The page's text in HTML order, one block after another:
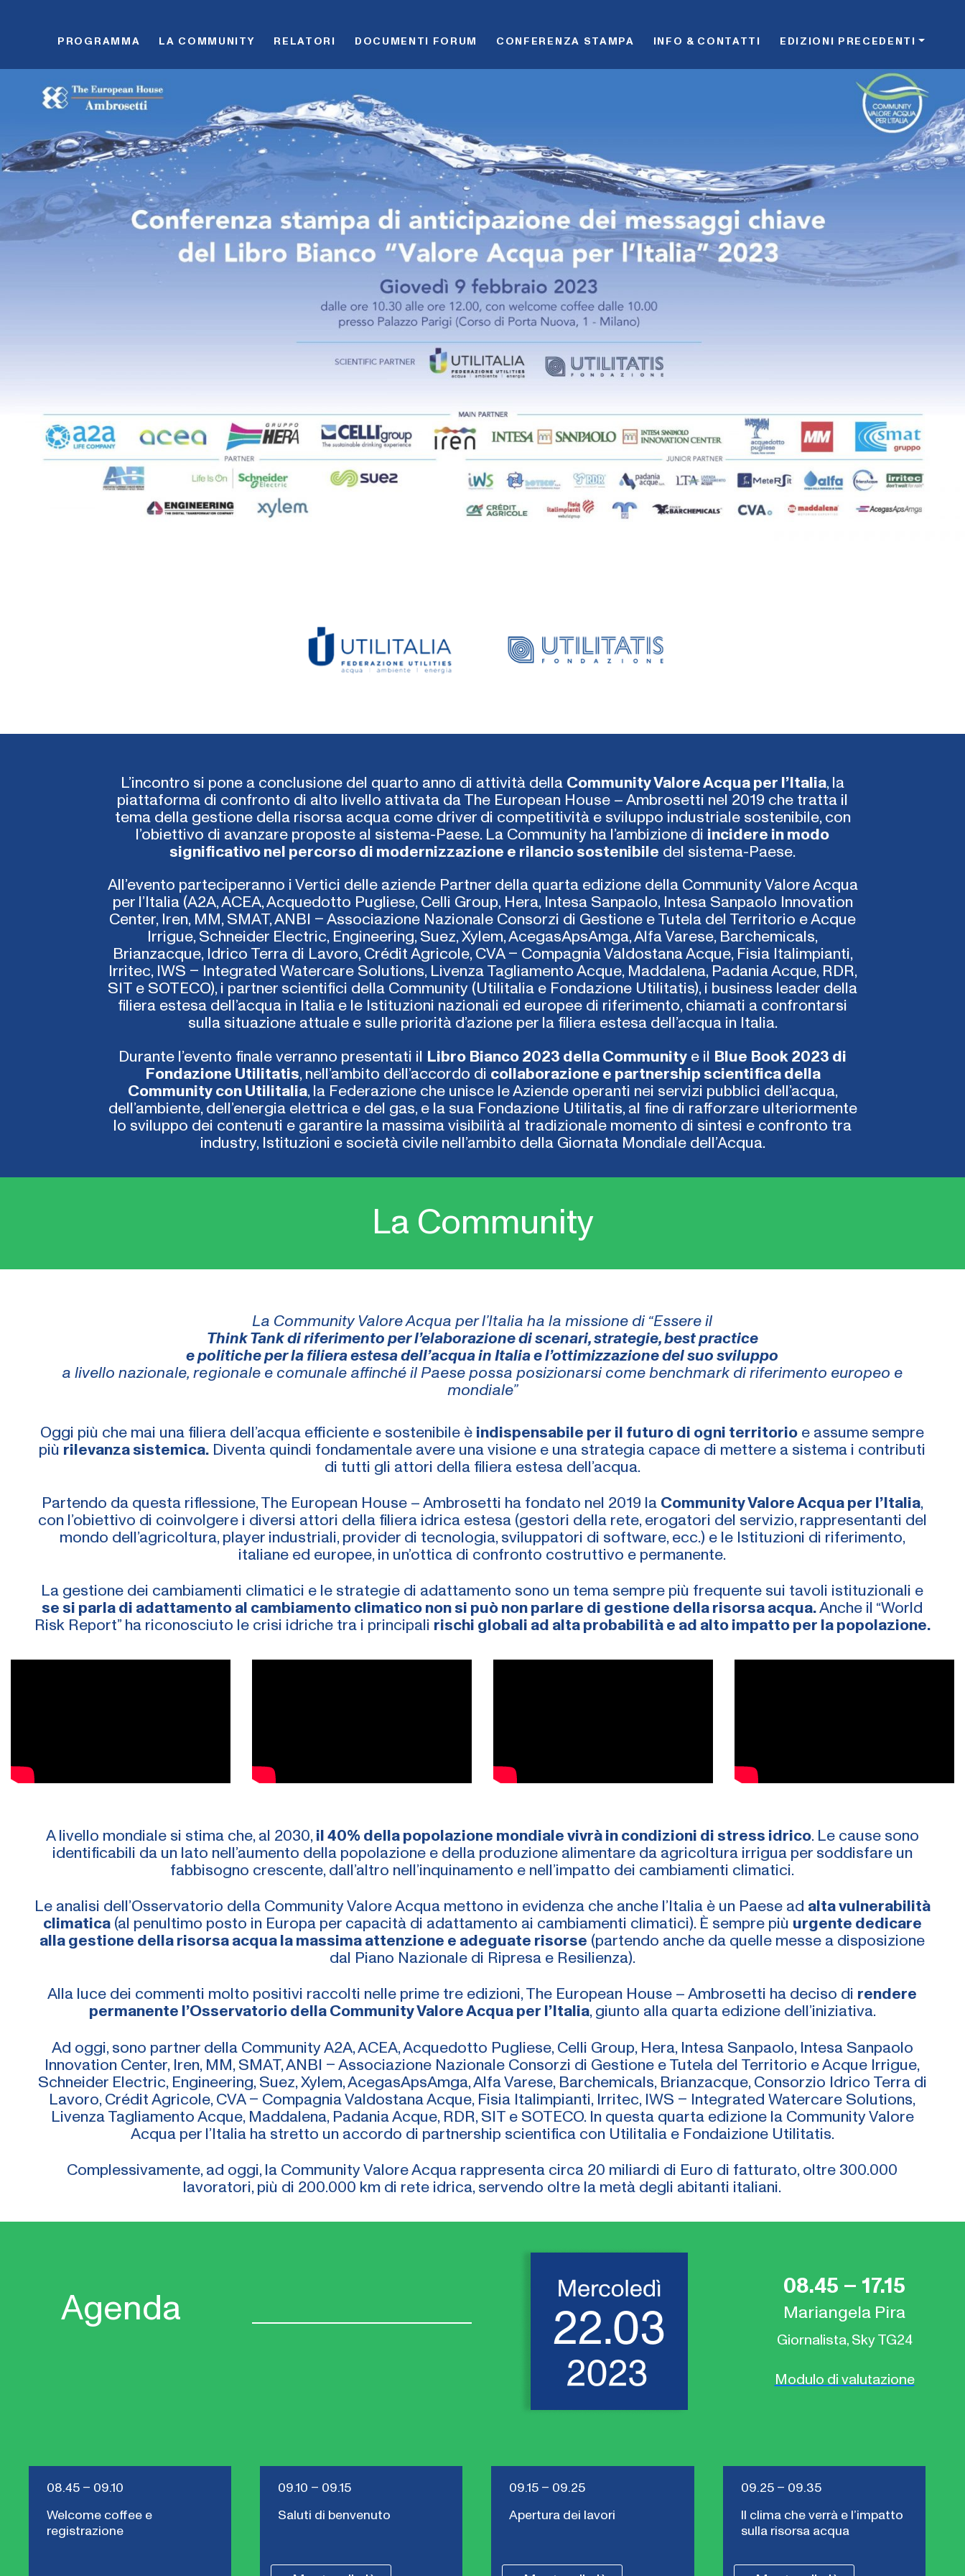
PROGRAMMA LA COMMUNITY RELATORI DOCUMENTI FORUM CONFERENZA STAMPA INFO & CONTATTI EDIZIONI PRECEDENTI
L’incontro si pone a conclusione del quarto anno di attività della Community Valore Acqua per l’Italia, la
piattaforma di confronto di alto livello attivata da The European House – Ambrosetti nel 2019 che tratta il
tema della gestione della risorsa acqua come driver di competitività e sviluppo industriale sostenibile, con
l’obiettivo di avanzare proposte al sistema-Paese. La Community ha l’ambizione di incidere in modo
significativo nel percorso di modernizzazione e rilancio sostenibile del sistema-Paese.
All’evento parteciperanno i Vertici delle aziende Partner della quarta edizione della Community Valore Acqua
per l’Italia (A2A, ACEA, Acquedotto Pugliese, Celli Group, Hera, Intesa Sanpaolo, Intesa Sanpaolo Innovation
Center, Iren, MM, SMAT, ANBI – Associazione Nazionale Consorzi di Gestione e Tutela del Territorio e Acque
Irrigue, Schneider Electric, Engineering, Suez, Xylem, AcegasApsAmga, Alfa Varese, Barchemicals,
Brianzacque, Idrico Terra di Lavoro, Crédit Agricole, CVA – Compagnia Valdostana Acque, Fisia Italimpianti,
Irritec, IWS – Integrated Watercare Solutions, Livenza Tagliamento Acque, Maddalena, Padania Acque, RDR,
SIT e SOTECO), i partner scientifici della Community (Utilitalia e Fondazione Utilitatis), i business leader della
filiera estesa dell’acqua in Italia e le Istituzioni nazionali ed europee di riferimento, chiamati a confrontarsi
sulla situazione attuale e sulle priorità d’azione per la filiera estesa dell’acqua in Italia.
Durante l’evento finale verranno presentati il Libro Bianco 2023 della Community e il
Blue Book 2023 di
Fondazione Utilitatis, nell’ambito dell’accordo di collaborazione e partnership scientifica della
Community con Utilitalia, la Federazione che unisce le Aziende operanti nei servizi pubblici dell’acqua,
dell’ambiente, dell’energia elettrica e del gas, e la sua Fondazione Utilitatis, al fine di rafforzare ulteriormente
lo sviluppo dei contenuti e garantire la massima visibilità al tradizionale momento di sintesi e confronto tra
industry, Istituzioni e società civile nell’ambito della Giornata Mondiale dell’Acqua.
La Community
La Community Valore Acqua per l’Italia ha la missione di “Essere il
Think Tank di riferimento per l’elaborazione di scenari, strategie, best practice
e politiche per la filiera estesa dell’acqua in Italia e l’ottimizzazione del suo sviluppo
a livello nazionale, regionale e comunale affinché il Paese possa posizionarsi come benchmark di riferimento europeo e
mondiale”
Oggi più che mai una filiera dell’acqua efficiente e sostenibile è indispensabile per il futuro di ogni territorio e assume sempre
più rilevanza sistemica. Diventa quindi fondamentale avere una visione e una strategia capace di mettere a sistema i contributi
di tutti gli attori della filiera estesa dell’acqua.
Partendo da questa riflessione, The European House – Ambrosetti ha fondato nel 2019 la Community Valore Acqua per l’Italia,
con l’obiettivo di coinvolgere i diversi attori della filiera idrica estesa (gestori della rete, erogatori del servizio, rappresentanti del
mondo dell’agricoltura, player industriali, provider di tecnologia, sviluppatori di software, ecc.) e le Istituzioni di riferimento,
italiane ed europee, in un’ottica di confronto costruttivo e permanente.
La gestione dei cambiamenti climatici e le strategie di adattamento sono un tema sempre più frequente sui tavoli istituzionali e
se si parla di adattamento al cambiamento climatico non si può non parlare di gestione della risorsa acqua.Anche il “World
Risk Report” ha riconosciuto le crisi idriche tra i principali rischi globali ad alta probabilità e ad alto impatto per la popolazione.
A livello mondiale si stima che, al 2030, il 40% della popolazione mondiale vivrà in condizioni di stress idrico. Le cause sono
identificabili da un lato nell’aumento della popolazione e della produzione alimentare da agricoltura irrigua per soddisfare un
fabbisogno crescente, dall’altro nell’inquinamento e nell’impatto dei cambiamenti climatici.
Le analisi dell’Osservatorio della Community Valore Acqua mettono in evidenza che anche l’Italia è un Paese ad alta vulnerabilità
climatica(al penultimo posto in Europa per capacità di adattamento ai cambiamenti climatici). È sempre più urgente dedicare
alla gestione della risorsa acqua la massima attenzione e adeguate risorse (partendo anche da quelle messe a disposizione
dal Piano Nazionale di Ripresa e Resilienza).
Alla luce dei commenti molto positivi raccolti nelle prime tre edizioni, The European House – Ambrosetti ha deciso di rendere
permanente l’Osservatorio della Community Valore Acqua per l’Italia, giunto alla quarta edizione dell’iniziativa.
Ad oggi, sono partner della Community A2A, ACEA, Acquedotto Pugliese, Celli Group, Hera, Intesa Sanpaolo, Intesa Sanpaolo
Innovation Center, Iren, MM, SMAT, ANBI – Associazione Nazionale Consorzi di Gestione e Tutela del Territorio e Acque Irrigue,
Schneider Electric, Engineering, Suez, Xylem, AcegasApsAmga, Alfa Varese, Barchemicals, Brianzacque, Consorzio Idrico Terra di
Lavoro, Crédit Agricole, CVA – Compagnia Valdostana Acque, Fisia Italimpianti, Irritec, IWS – Integrated Watercare Solutions,
Livenza Tagliamento Acque, Maddalena, Padania Acque, RDR, SIT e SOTECO. In questa quarta edizione la Community Valore
Acqua per l’Italia ha stretto un accordo di partnership scientifica con Utilitalia e Fondaizione Utilitatis.
Complessivamente, ad oggi, la Community Valore Acqua rappresenta circa 20 miliardi di Euro di fatturato, oltre 300.000
lavoratori, più di 200.000 km di rete idrica, servendo oltre la metà degli abitanti italiani.
Agenda
08.45 – 17.15
Mariangela Pira
Giornalista, Sky TG24
Modulo di valutazione
08.45 – 09.10
Welcome coffee e
registrazione
09.10 – 09.15
Saluti di benvenuto
09.15 – 09.25
Apertura dei lavori
09.25 – 09.35
Il clima che verrà e l’impatto
sulla risorsa acqua